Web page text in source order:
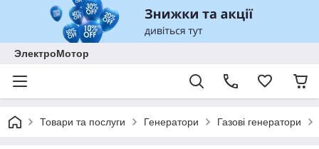
ЭлектроМотор
Товари та послуги Генератори Газові генератори